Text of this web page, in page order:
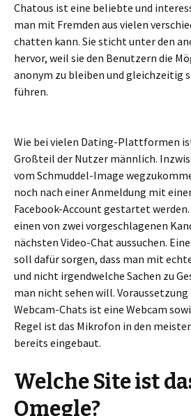
Chatous ist eine beliebte und
man mit Fremden aus vielen
chatten kann. Sie sticht unter den
hervor, weil sie den Benutzern die
anonym zu bleiben und gleichzeitig
führen.
Wie bei vielen Dating-Plattformen
Großteil der Nutzer männlich.
vom Schmuddel-Image
noch nach einer Anmeldung mit
Facebook-Account gestartet
einen von zwei vorgeschlagenen
nächsten Video-Chat aussuchen.
soll dafür sorgen, dass man mit
und nicht irgendwelche Sachen zu
man nicht sehen will.
Webcam-Chats ist eine Webcam
Regel ist das Mikrofon in den
bereits eingebaut.
Welche Site ist
Omegle?